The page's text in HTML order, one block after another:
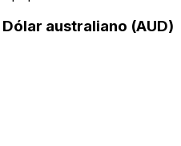
australiano (AUD)